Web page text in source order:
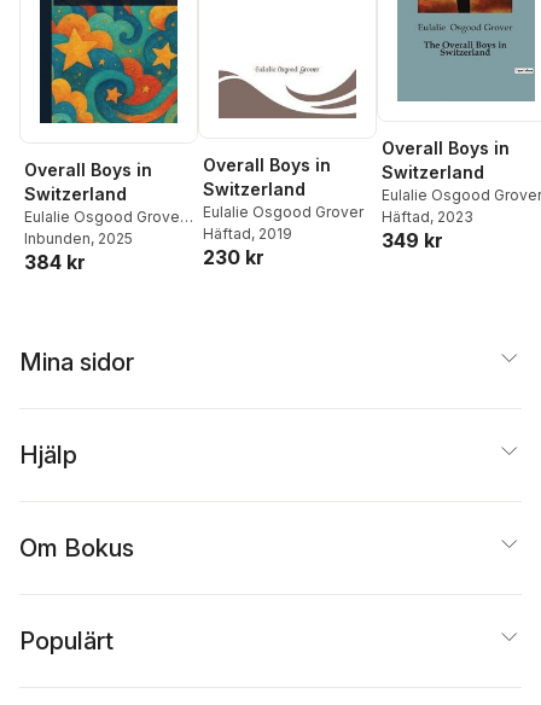
Overall Boys in
Switzerland
Eulalie Osgood Grover ,
Bertha Corbett Melcher
Inbunden, 2025
384 kr
Overall Boys in
Switzerland
Eulalie Osgood Grover
Häftad, 2019
230 kr
Overall Boys in
Switzerland
Eulalie Osgood Grover
Häftad, 2023
349 kr
Mina sidor
Hjälp
Om Bokus
Populärt